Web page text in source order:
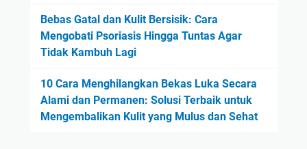
Bebas Gatal dan Kulit Bersisik: Cara
Mengobati Psoriasis Hingga Tuntas Agar
Tidak Kambuh Lagi
10 Cara Menghilangkan Bekas Luka Secara
Alami dan Permanen: Solusi Terbaik untuk
Mengembalikan Kulit yang Mulus dan Sehat